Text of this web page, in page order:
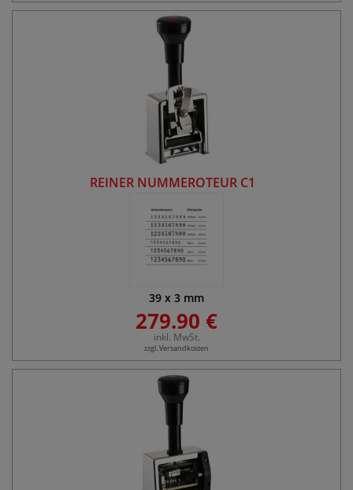
REINER NUMMEROTEUR C1
39 x 3 mm
279.90 €
inkl. MwSt.
zzgl. Versandkosten